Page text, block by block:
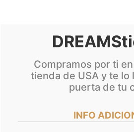
Compramos por ti
tienda de USA y te lo
puerta de tu
INFO